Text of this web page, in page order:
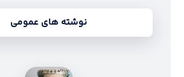
نوشته های عمومی